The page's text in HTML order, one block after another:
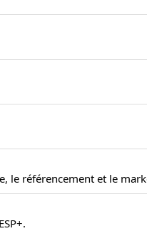
le référencement et le